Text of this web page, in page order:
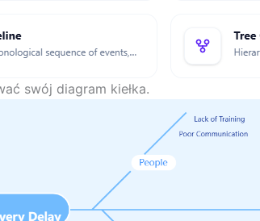
swój diagram kiełka.